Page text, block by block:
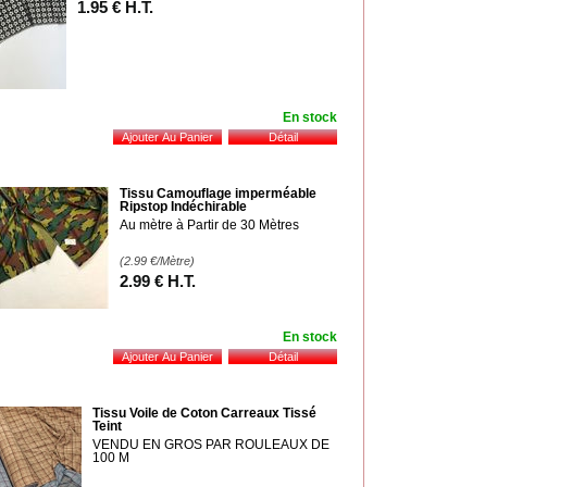
1.95 € H.T.
En stock
Tissu Camouflage imperméable
Ripstop Indéchirable
Au mètre à Partir de 30 Mètres
(2.99 €/Mètre)
2.99 € H.T.
En stock
Tissu Voile de Coton Carreaux Tissé
Teint
VENDU EN GROS PAR ROULEAUX DE
100 M